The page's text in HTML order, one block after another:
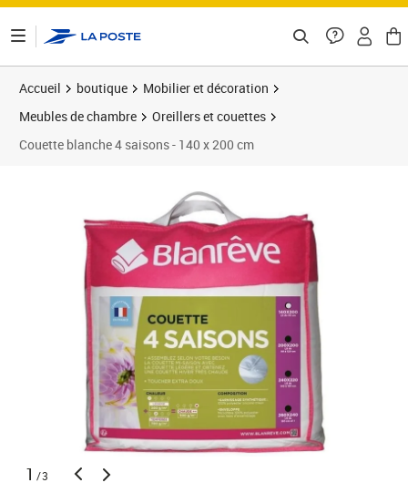
Accueil boutique
Mobilier et décoration
Meubles de chambre
Oreillers et couettes
Couette blanche 4 saisons - 140 x 200 cm
1 /3